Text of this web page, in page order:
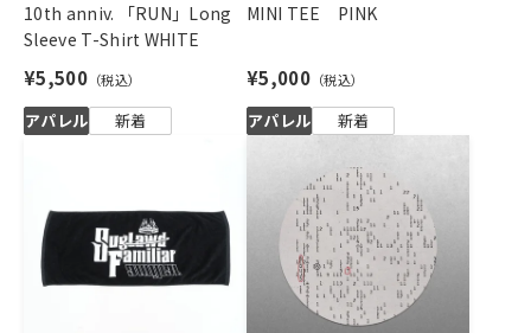
10th anniv. 「RUN」Long
Sleeve T-Shirt WHITE
¥5,500
アパレル 新着
MINI TEE PINK
¥5,000
アパレル 新着